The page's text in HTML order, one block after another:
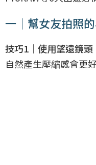
一｜幫女友拍照
技巧1｜使用望遠鏡頭
自然產生壓縮感會更